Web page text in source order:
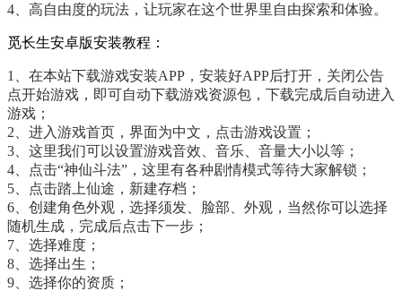
4、高自由度的玩法，让玩家在这个世界里自由探索和体验。
觅长生安卓版安装教程：
1、在本站下载游戏安装APP，安装好APP后打开，关闭公告
点开始游戏，即可自动下载游戏资源包，下载完成后自动进入
游戏；
2、进入游戏首页，界面为中文，点击游戏设置；
3、这里我们可以设置游戏音效、音乐、音量大小以等；
4、点击“神仙斗法”，这里有各种剧情模式等待大家解锁；
5、点击踏上仙途，新建存档；
6、创建角色外观，选择须发、脸部、外观，当然你可以选择
随机生成，完成后点击下一步；
7、选择难度；
8、选择出生；
9、选择你的资质；